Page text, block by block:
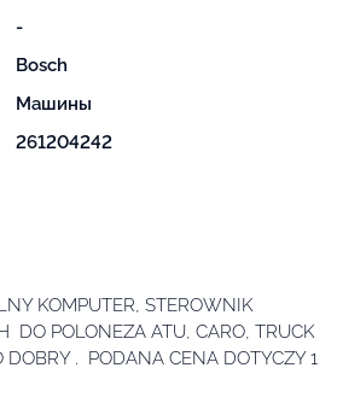
-
Bosch
Машины
261204242
KOMPUTER, STEROWNIK
DO POLONEZA ATU, CARO, TRUCK
DOBRY . PODANA CENA DOTYCZY 1